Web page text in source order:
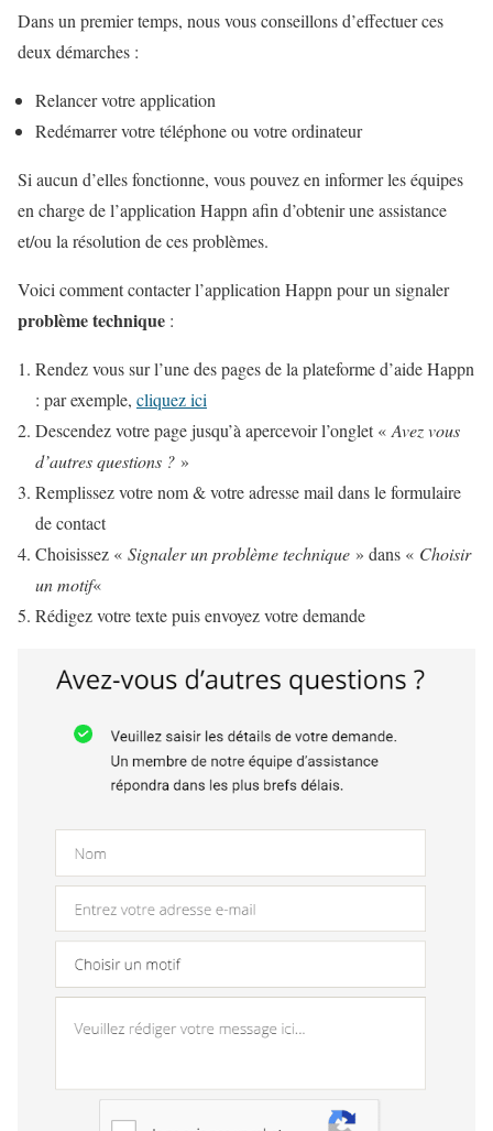
Dans un premier temps, nous vous conseillons d’effectuer ces
deux démarches :
Relancer votre application
Redémarrer votre téléphone ou votre ordinateur
Si aucun d’elles fonctionne, vous pouvez en informer les équipes
en charge de l’application Happn afin d’obtenir une assistance
et/ou la résolution de ces problèmes.
Voici comment contacter l’application Happn pour un signaler
problème technique :
Rendez vous sur l’une des pages de la plateforme d’aide Happn
: par exemple, cliquez ici
Descendez votre page jusqu’à apercevoir l’onglet «Avez vous
d’autres questions ? »
Remplissez votre nom & votre adresse mail dans le formulaire
de contact
Choisissez « Signaler un problème technique » dans « Choisir
un motif«
Rédigez votre texte puis envoyez votre demande